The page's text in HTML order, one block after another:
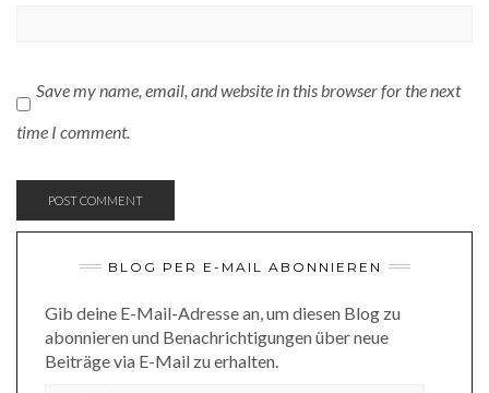
Save my name, email, and website in this browser for the next
time I comment.
BLOG PER E-MAIL ABONNIEREN
Gib deine E-Mail-Adresse an, um diesen Blog zu
abonnieren und Benachrichtigungen über neue
Beiträge via E-Mail zu erhalten.